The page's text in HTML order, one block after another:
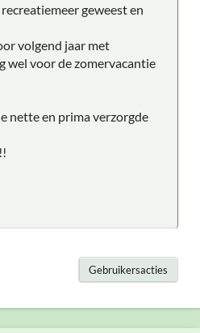
geweest en
volgend jaar met
wel voor de zomervacantie
nette en prima verzorgde
Gebruikersacties